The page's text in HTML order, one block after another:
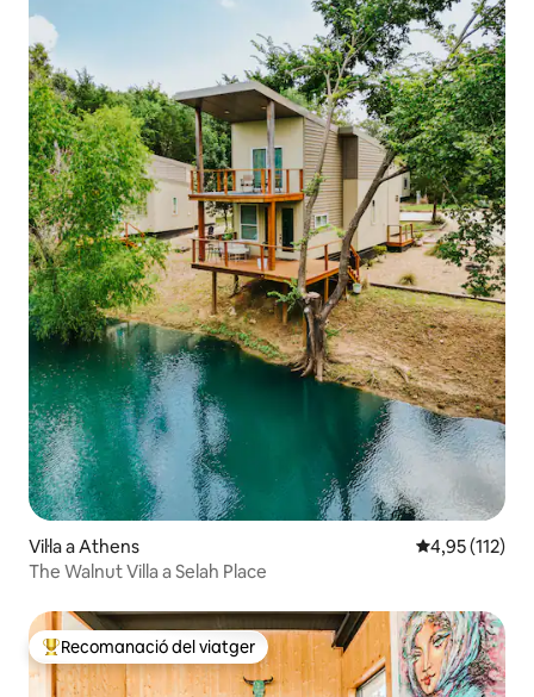
Vil·la a Athens 4,95 de
4,95 (112)
The Walnut Villa a Selah Place
Principals recomanacions dels viatgers
Recomanació del viatger